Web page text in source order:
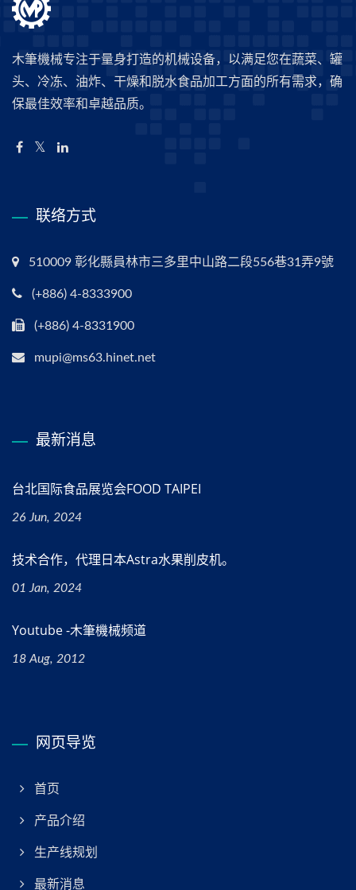
木筆機械专注于量身打造的机械设备，以满足您在蔬菜、罐
头、冷冻、油炸、干燥和脱水食品加工方面的所有需求，确
保最佳效率和卓越品质。
联络方式
510009 彰化縣員林市三多里中山路二段556巷31弄9號
(+886) 4-8333900
(+886) 4-8331900
mupi@ms63.hinet.net
最新消息
台北国际食品展览会FOOD TAIPEI
26 Jun, 2024
技术合作，代理日本Astra水果削皮机。
01 Jan, 2024
Youtube -木筆機械频道
18 Aug, 2012
网页导览
首页
产品介绍
生产线规划
最新消息